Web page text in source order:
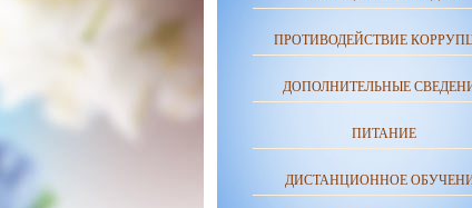
ПРОТИВОДЕЙСТВИЕ
ДОПОЛНИТЕЛЬНЫЕ
ПИТАНИЕ
ДИСТАНЦИОННОЕ